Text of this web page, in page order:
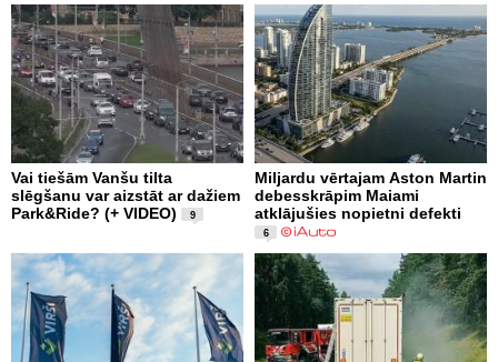
Vai tiešām Vanšu tilta
slēgšanu var aizstāt ar dažiem
Park&Ride? (+ VIDEO)
9
Miljardu vērtajam Aston Martin
debesskrāpim Maiami
atklājušies nopietni defekti
6